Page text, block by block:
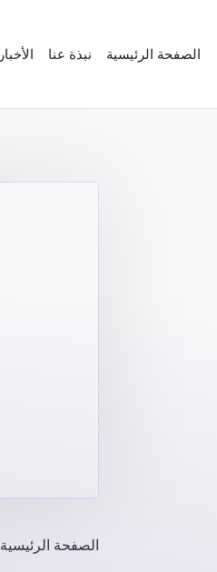
الصفحة الرئيسية نبذة عنا الأخبار
الصفحة الرئيسية